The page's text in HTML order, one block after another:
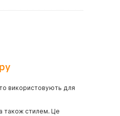
використовують для
також стилем. Це